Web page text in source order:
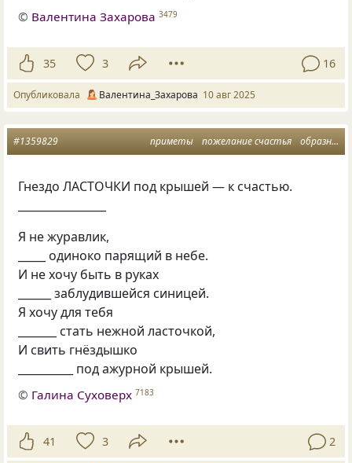
© Валентина Захарова 3479
35 3 16
Опубликовала Валентина_Захарова 10 авг 2025
приметы пожелание счастья образно
#1359829
Гнездо ЛАСТОЧКИ под крышей — к счастью.
Я не журавлик,
_____ одиноко парящий в небе.
И не хочу быть в руках
______ заблудившейся синицей.
Я хочу для тебя
_______ стать нежной ласточкой,
И свить гнёздышко
__________ под ажурной крышей.
© Галина Суховерх 7183
41 3 2